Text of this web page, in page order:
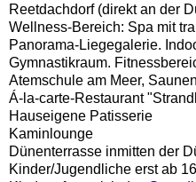
Reetdachdorf (direkt an der
Wellness-Bereich: Spa mit
Panorama-Liegegalerie.
Gymnastikraum.
Atemschule am Meer,
Á-la-carte-Restaurant
Hauseigene Patisserie
Kaminlounge
Dünenterrasse inmitten der
Kinder/Jugendliche erst ab